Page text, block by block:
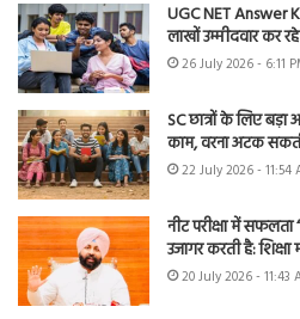
UGC NET Answer
लाखों उम्मीदवार कर
26 July 2026 - 6:11
SC छात्रों के लिए
काम, वरना अटक
22 July 2026 - 11:54
नीट परीक्षा में सफलता
उजागर करती है: शिक्षा
20 July 2026 - 11:43